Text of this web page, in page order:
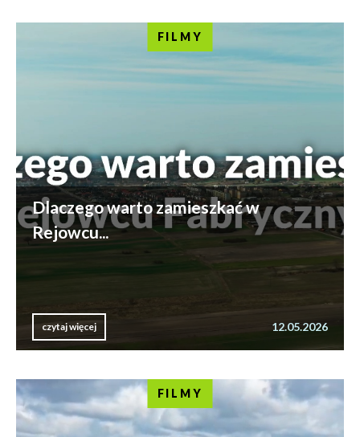
FILMY
Dlaczego warto zamieszkać w
Rejowcu...
czytaj więcej 12.05.2026
FILMY